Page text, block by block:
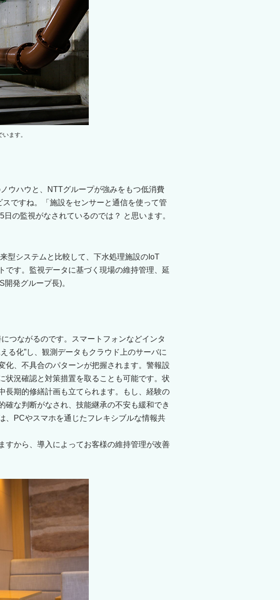
ます。
ウハウと、NTTグループが強みをもつ低消費
ですね。「施設をセンサーと通信を使って管
の監視がなされているのでは？ と思います。
型システムと比較して、下水処理施設のIoT
です。監視データに基づく現場の維持管理、延
発グループ⻑)。
つながるのです。スマートフォンなどインタ
る化”し、観測データもクラウド上のサーバに
化、不具合のパターンが把握されます。警報設
状況確認と対策措置を取ることも可能です。状
長期的修繕計画も立てられます。もし、経験の
な判断がなされ、技能継承の不安も緩和でき
、PCやスマホを通じたフレキシブルな情報共
すから、導⼊によってお客様の維持管理が改善